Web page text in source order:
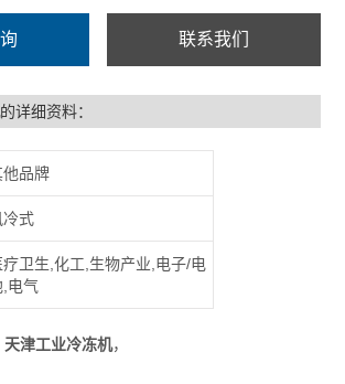
联系我们
的详细资料：
他品牌
冷式
疗卫生,化工,生物产业,电子/电
,电气
天津工业冷冻机，